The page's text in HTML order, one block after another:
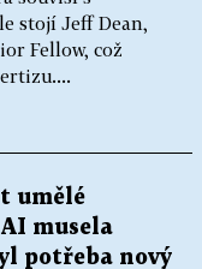
stojí Jeff Dean,
Fellow, což
umělé
musela
potřeba nový